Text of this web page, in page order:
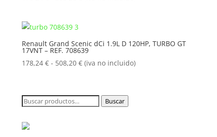
178,24 €
hasta
508,20 €
Renault Grand Scenic dCi 1.9L D 120HP, TURBO GT
17VNT – REF. 708639
178,24 € - 508,20 €Rango
desde
178,24 €
(iva no incluido)
Buscar
Buscar